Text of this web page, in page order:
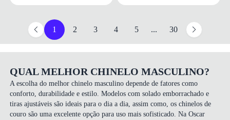
1 2 3 4 5 ... 30
QUAL MELHOR CHINELO MASCULINO?
A escolha do melhor chinelo masculino depende de fatores como
conforto, durabilidade e estilo. Modelos com solado emborrachado e
tiras ajustáveis são ideais para o dia a dia, assim como, os chinelos de
couro são uma excelente opção para uso mais sofisticado. Na Oscar